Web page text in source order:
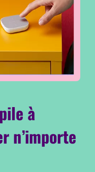
à
n’importe